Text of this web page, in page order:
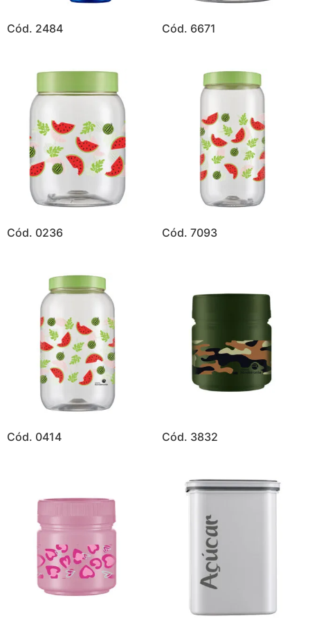
Cód. 2484 Cód. 6671
Cód. 0236 Cód. 7093
Cód. 0414 Cód. 3832